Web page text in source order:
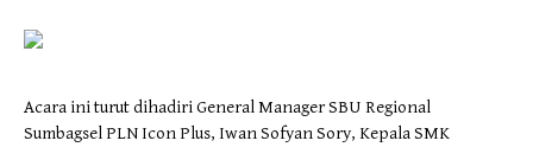
Acara ini turut dihadiri General Manager SBU Regional
Sumbagsel PLN Icon Plus, Iwan Sofyan Sory, Kepala SMK